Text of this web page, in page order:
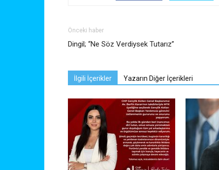
Önceki haber
Dingil; “Ne Söz Verdiysek Tutarız”
İlgili İçerikler Yazarın Diğer İçerikleri